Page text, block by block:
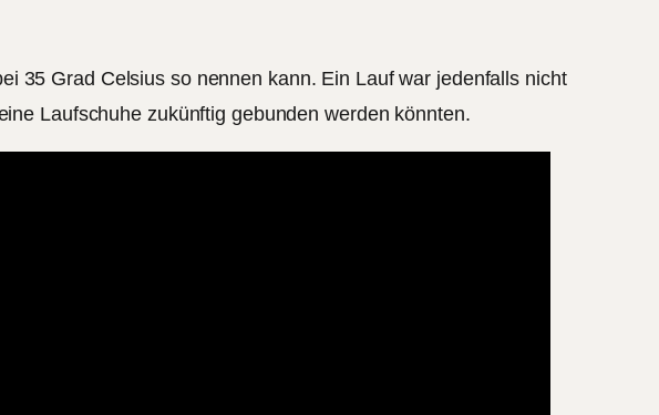
35 Grad Celsius so nennen kann. Ein Lauf war jedenfalls nicht
Laufschuhe zukünftig gebunden werden könnten.